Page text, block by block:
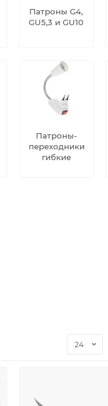
Патроны G4,
GU5,3 и GU10
Патроны-
переходники
гибкие